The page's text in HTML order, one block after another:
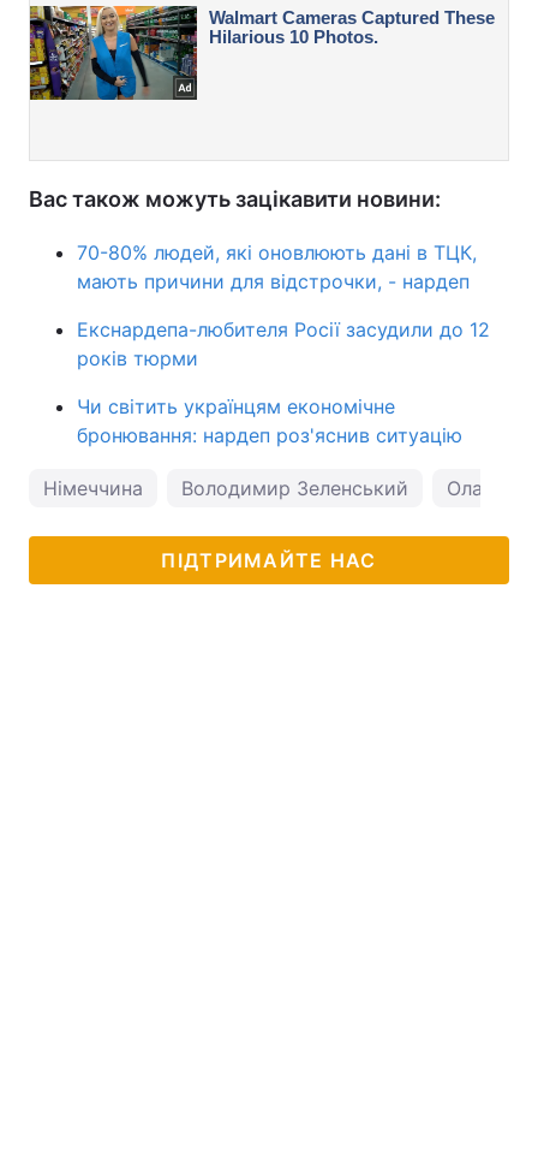
Вас також можуть зацікавити новини:
70-80% людей, які оновлюють дані в ТЦК,
мають причини для відстрочки, - нардеп
Екснардепа-любителя Росії засудили до 12
років тюрми
Чи світить українцям економічне
бронювання: нардеп роз'яснив ситуацію
Німеччина Володимир Зеленський Олаф
ПІДТРИМАЙТЕ НАС